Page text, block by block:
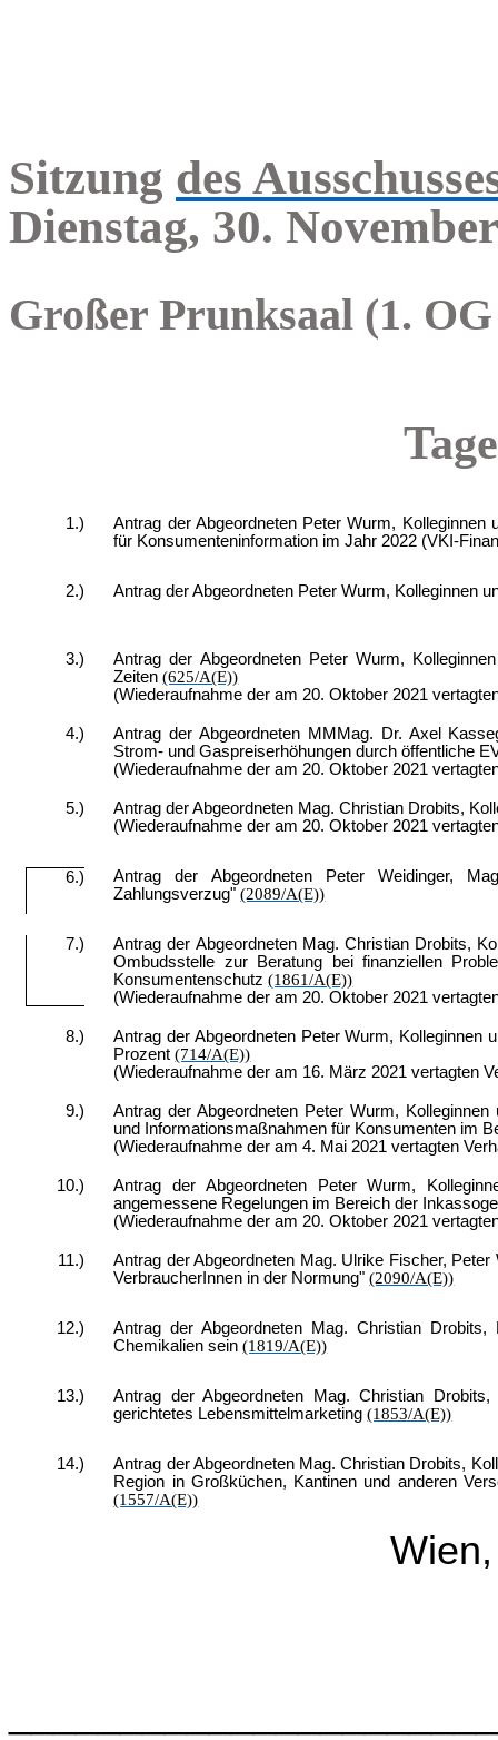
Sitzung des
Dienstag, 30.
Großer Prunksaal (1.
1.)
Antrag der Abgeordneten Peter Wurm,
für Konsumenteninformation im Jahr 2022 (VKI-
2.) Antrag der Abgeordneten Peter Wurm, Kolleginnen
3.)
Antrag der Abgeordneten Peter Wurm,
Zeiten(625/A(E))
(Wiederaufnahme der am 20. Oktober 2021
4.)
Antrag der Abgeordneten MMMag. Dr. Axel
Strom- und Gaspreiserhöhungen durch öffentliche
(Wiederaufnahme der am 20. Oktober 2021
5.)
Antrag der Abgeordneten Mag. Christian Drobits,
(Wiederaufnahme der am 20. Oktober 2021
6.)
Antrag der Abgeordneten Peter Weidinger,
Zahlungsverzug"(2089/A(E))
7.)
Antrag der Abgeordneten Mag. Christian Drobits,
Ombudsstelle zur Beratung bei finanziellen
Konsumentenschutz(1861/A(E))
(Wiederaufnahme der am 20. Oktober 2021
8.)
Antrag der Abgeordneten Peter Wurm, Kolleginnen
Prozent(714/A(E))
(Wiederaufnahme der am 16. März 2021 vertagten
9.)
Antrag der Abgeordneten Peter Wurm,
und Informationsmaßnahmen für Konsumenten im
(Wiederaufnahme der am 4. Mai 2021 vertagten
10.)
Antrag der Abgeordneten Peter Wurm,
angemessene Regelungen im Bereich der
(Wiederaufnahme der am 20. Oktober 2021
11.)
Antrag der Abgeordneten Mag. Ulrike Fischer,
VerbraucherInnen in der Normung"(2090/A(E))
12.)
Antrag der Abgeordneten Mag. Christian
Chemikalien sein(1819/A(E))
13.)
Antrag der Abgeordneten Mag. Christian
gerichtetes Lebensmittelmarketing(1853/A(E))
14.)
Antrag der Abgeordneten Mag. Christian Drobits,
Region in Großküchen, Kantinen und anderen
(1557/A(E))